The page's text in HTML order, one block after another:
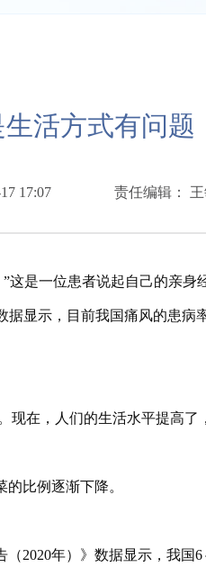
活方式有问题
17:07 责任编辑： 王
是一位患者说起自己的亲身
显示，目前我国痛风的患病
在，人们的生活水平提高
比例逐渐下降。
2020年）》数据显示，我国